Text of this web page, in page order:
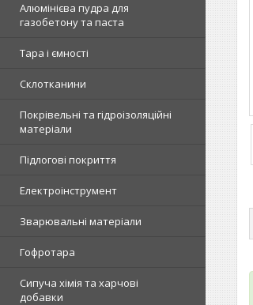
Алюмінієва пудра для
газобетону та паста
Тара і ємності
Склотканини
Покрівельні та гідроізоляційні
матеріали
Підлогові покриття
Електроінструмент
Зварювальні матеріали
Гофротара
Сипуча хімія та харчові
добавки